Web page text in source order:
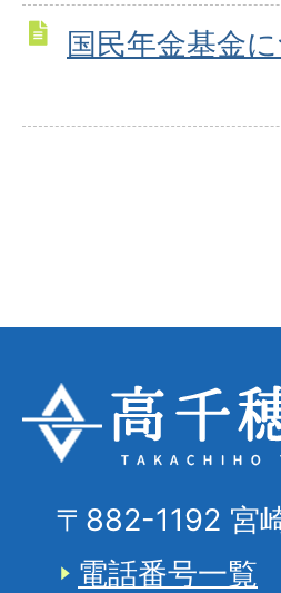
国民年金基金
〒882-1192 宮
電話番号一覧